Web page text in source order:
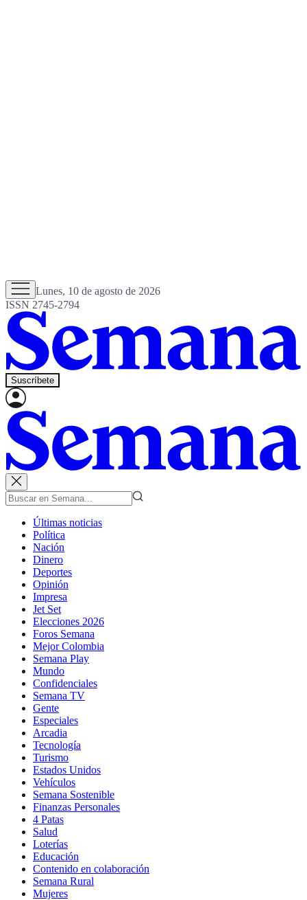
Lunes, 10 de agosto de 2026
ISSN 2745-2794
Suscríbete
Últimas noticias
Política
Nación
Dinero
Deportes
Opinión
Impresa
Jet Set
Elecciones 2026
Foros Semana
Mejor Colombia
Semana Play
Mundo
Confidenciales
Semana TV
Gente
Especiales
Arcadia
Tecnología
Turismo
Estados Unidos
Vehículos
Semana Sostenible
Finanzas Personales
4 Patas
Salud
Loterías
Educación
Contenido en colaboración
Semana Rural
Mujeres